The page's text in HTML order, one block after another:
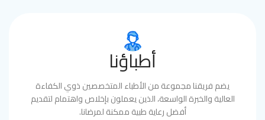
أطباؤنا
يضم فريقنا مجموعة من الأطباء المتخصصين ذوي الكفاءة
العالية والخبرة الواسعة، الذين يعملون بإخلاص واهتمام لتقديم
أفضل رعاية طبية ممكنة لمرضانا.